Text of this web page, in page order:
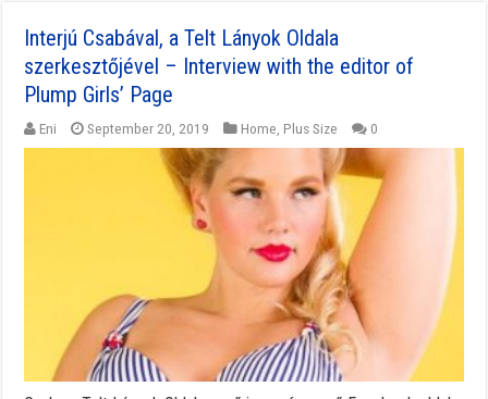
Interjú Csabával, a Telt Lányok Oldala
szerkesztőjével – Interview with the editor of
Plump Girls’ Page
Eni September 20, 2019 Home Plus Size 0